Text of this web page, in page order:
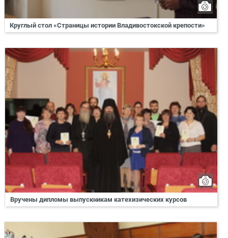
Круглый стол «Страницы истории Владивостокской крепости»
Вручены дипломы выпускникам катехизических курсов